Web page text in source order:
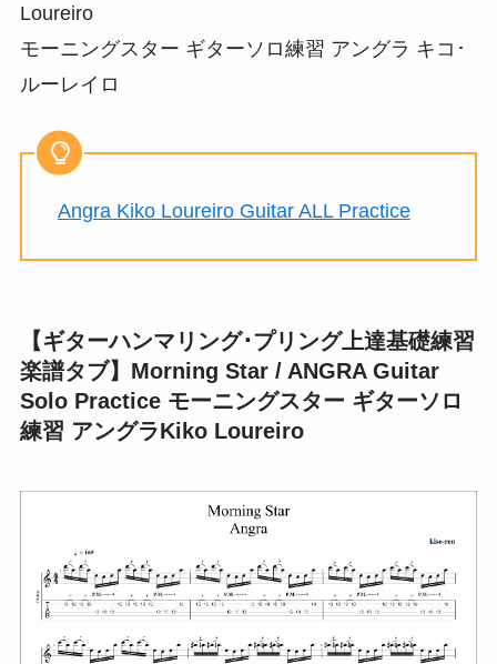
Loureiro
モーニングスター ギターソロ練習 アングラ キコ･
ルーレイロ
Angra Kiko Loureiro Guitar ALL Practice
【ギターハンマリング･プリング上達基礎練習
楽譜タブ】Morning Star / ANGRA Guitar
Solo Practice モーニングスター ギターソロ
練習 アングラKiko Loureiro